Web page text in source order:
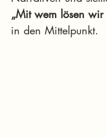
„Mit wem lösen wir
in den Mittelpunkt.